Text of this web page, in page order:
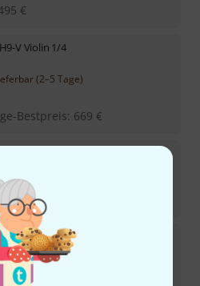
€
H9-V Violin 1/4
(2–5 Tage)
Bestpreis: 669 €
(2–5 Tage)
2 Violin Set 1/4 OC CB